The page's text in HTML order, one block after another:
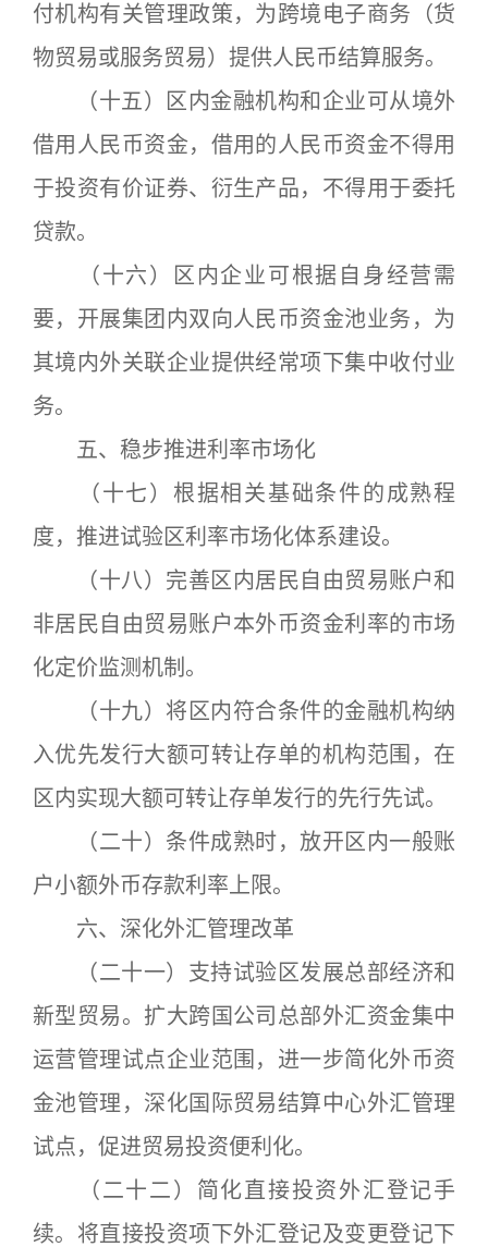
付机构有关管理政策，为跨境电子商务（货
物贸易或服务贸易）提供人民币结算服务。
（十五）区内金融机构和企业可从境外
借用人民币资金，借用的人民币资金不得用
于投资有价证券、衍生产品，不得用于委托
贷款。
（十六）区内企业可根据自身经营需
要，开展集团内双向人民币资金池业务，为
其境内外关联企业提供经常项下集中收付业
务。
五、稳步推进利率市场化
（十七）根据相关基础条件的成熟程
度，推进试验区利率市场化体系建设。
（十八）完善区内居民自由贸易账户和
非居民自由贸易账户本外币资金利率的市场
化定价监测机制。
（十九）将区内符合条件的金融机构纳
入优先发行大额可转让存单的机构范围，在
区内实现大额可转让存单发行的先行先试。
（二十）条件成熟时，放开区内一般账
户小额外币存款利率上限。
六、深化外汇管理改革
（二十一）支持试验区发展总部经济和
新型贸易。扩大跨国公司总部外汇资金集中
运营管理试点企业范围，进一步简化外币资
金池管理，深化国际贸易结算中心外汇管理
试点，促进贸易投资便利化。
（二十二）简化直接投资外汇登记手
续。将直接投资项下外汇登记及变更登记下